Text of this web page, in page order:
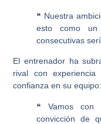
❝ Nuestra
esto como un
consecutivas
El entrenador ha
rival con
confianza en su equipo:
❝ Vamos con
convicción de